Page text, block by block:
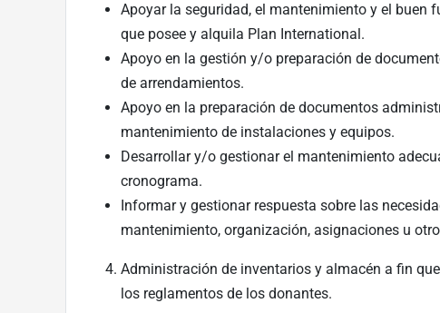
Apoyar la seguridad, el mantenimiento y el buen
que posee y alquila Plan International.
Apoyo en la gestión y/o preparación de
de arrendamientos.
Apoyo en la preparación de documentos
mantenimiento de instalaciones y equipos.
Desarrollar y/o gestionar el mantenimiento
cronograma.
Informar y gestionar respuesta sobre las
mantenimiento, organización, asignaciones u
Administración de inventarios y almacén a fin
los reglamentos de los donantes.